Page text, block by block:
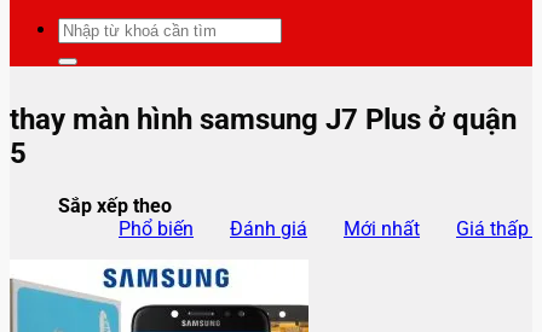
Tìm
kiếm:
thay màn hình samsung J7 Plus ở quận
5
Sắp xếp theo
Phổ biến
Đánh giá Mới nhất Giá thấp